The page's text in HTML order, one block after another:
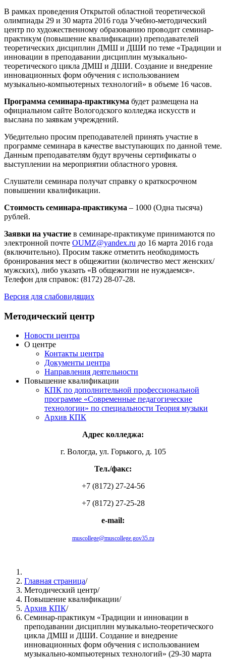
В рамках проведения Открытой областной теоретической
олимпиады 29 и 30 марта 2016 года Учебно-методический
центр по художественному образованию проводит семинар-
практикум (повышение квалификации) преподавателей
теоретических дисциплин ДМШ и ДШИ по теме «Традиции и
инновации в преподавании дисциплин музыкально-
теоретического цикла ДМШ и ДШИ. Создание и внедрение
инновационных форм обучения с использованием
музыкально-компьютерных технологий» в объеме 16 часов.
Программа семинара-практикума будет размещена на
официальном сайте Вологодского колледжа искусств и
выслана по заявкам учреждений.
Убедительно просим преподавателей принять участие в
программе семинара в качестве выступающих по данной теме.
Данным преподавателям будут вручены сертификаты о
выступлении на мероприятии областного уровня.
Слушатели семинара получат справку о краткосрочном
повышении квалификации.
Стоимость семинара-практикума – 1000 (Одна тысяча)
рублей.
Заявки на участие в семинаре-практикуме принимаются по
электронной почте OUMZ@yandex.ru до 16 марта 2016 года
(включительно). Просим также отметить необходимость
бронирования мест в общежитии (количество мест женских/
мужских), либо указать «В общежитии не нуждаемся».
Телефон для справок: (8172) 28-07-28.
Версия для слабовидящих
Методический центр
Новости центра
О центре
Контакты центра
Документы центра
Направления деятельности
Повышение квалификации
КПК по дополнительной профессиональной
программе «Современные педагогические
технологии» по специальности Теория музыки
Архив КПК
Адрес колледжа:
г. Вологда, ул. Горького, д. 105
Тел./факс:
+7 (8172) 27-24-56
+7 (8172) 27-25-28
e-mail:
muscollege@muscollege.gov35.ru
Главная страница/
Методический центр/
Повышение квалификации/
Архив КПК/
Семинар-практикум «Традиции и инновации в
преподавании дисциплин музыкально-теоретического
цикла ДМШ и ДШИ. Создание и внедрение
инновационных форм обучения с использованием
музыкально-компьютерных технологий» (29-30 марта